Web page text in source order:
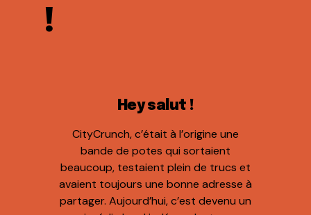
!
Hey salut !
CityCrunch, c’était à l’origine une
bande de potes qui sortaient
beaucoup, testaient plein de trucs et
avaient toujours une bonne adresse à
partager. Aujourd’hui, c’est devenu un